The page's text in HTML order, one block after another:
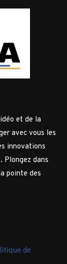
et de la
avec vous les
innovations
Plongez dans
pointe des
de